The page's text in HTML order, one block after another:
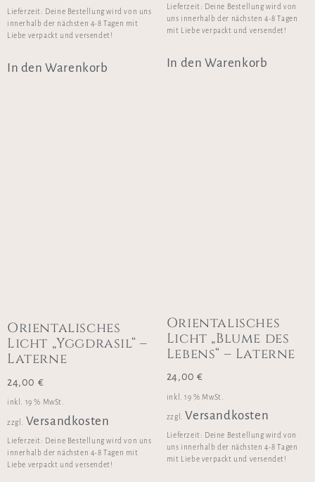
Lieferzeit: Deine Bestellung wird von uns
innerhalb der nächsten 4-8 Tagen mit
Liebe verpackt und versendet!
In den Warenkorb
Lieferzeit: Deine Bestellung wird von
uns innerhalb der nächsten 4-8 Tagen
mit Liebe verpackt und versendet!
In den Warenkorb
Orientalisches
Licht „Yggdrasil“ –
Laterne
24,00 €
inkl. 19 % MwSt.
zzgl. Versandkosten
Lieferzeit: Deine Bestellung wird von uns
innerhalb der nächsten 4-8 Tagen mit
Liebe verpackt und versendet!
Orientalisches
Licht „Blume des
Lebens“ – Laterne
24,00€
inkl. 19 % MwSt.
zzgl. Versandkosten
Lieferzeit: Deine Bestellung wird von
uns innerhalb der nächsten 4-8 Tagen
mit Liebe verpackt und versendet!